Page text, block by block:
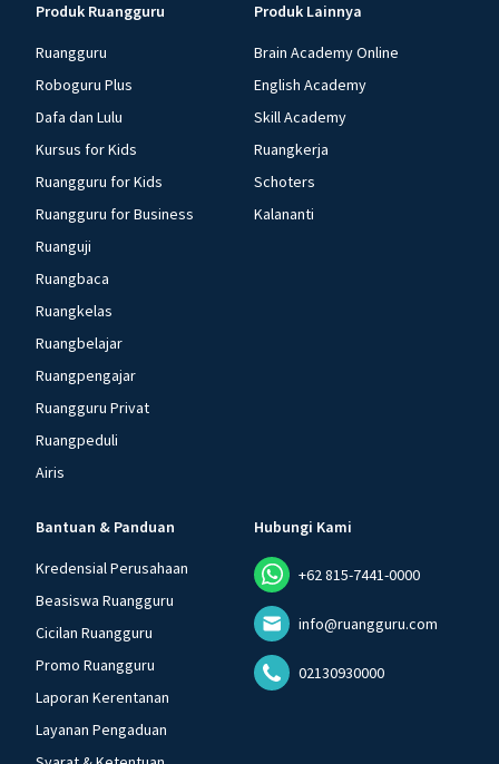
Produk Ruangguru
Ruangguru
Roboguru Plus
Dafa dan Lulu
Kursus for Kids
Ruangguru for Kids
Ruangguru for Business
Ruanguji
Ruangbaca
Ruangkelas
Ruangbelajar
Ruangpengajar
Ruangguru Privat
Ruangpeduli
Airis
Produk Lainnya
Brain Academy Online
English Academy
Skill Academy
Ruangkerja
Schoters
Kalananti
Bantuan & Panduan
Kredensial Perusahaan
Beasiswa Ruangguru
Cicilan Ruangguru
Promo Ruangguru
Laporan Kerentanan
Layanan Pengaduan
Hubungi Kami
+62 815-7441-0000
info@ruangguru.com
02130930000